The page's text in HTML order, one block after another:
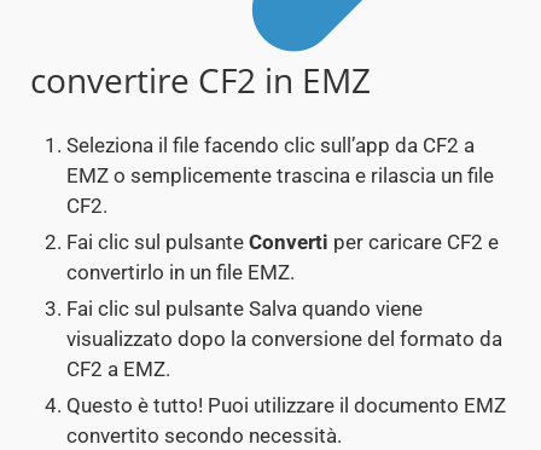
convertire CF2 in EMZ
Seleziona il file facendo clic sull’app da CF2 a
EMZ o semplicemente trascina e rilascia un file
CF2.
Fai clic sul pulsante Converti per caricare CF2 e
convertirlo in un file EMZ.
Fai clic sul pulsante Salva quando viene
visualizzato dopo la conversione del formato da
CF2 a EMZ.
Questo è tutto! Puoi utilizzare il documento EMZ
convertito secondo necessità.